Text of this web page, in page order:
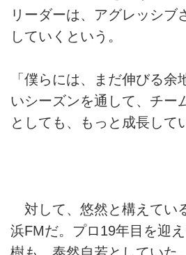
リーダーは、アグレッシブ
していくという。
「僕らには、まだ伸びる余
いシーズンを通して、チー
としても、もっと成長して
対して、悠然と構えてい
浜FMだ。プロ19年目を迎
樹も、泰然自若としていた。